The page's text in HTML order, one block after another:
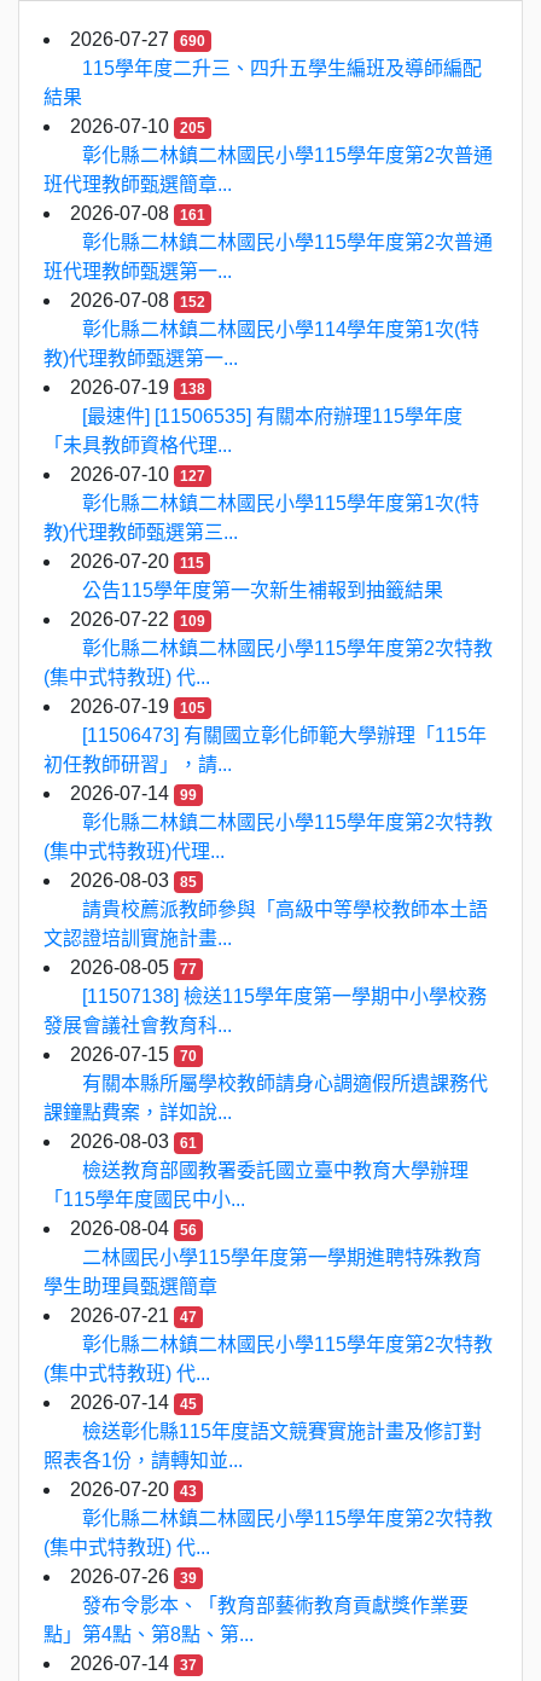
2026-07-27 690
115學年度二升三、四升五學生編班及導師編配
結果
2026-07-10
205
彰化縣二林鎮二林國民小學115學年度第2次普通
班代理教師甄選簡章...
2026-07-08
161
彰化縣二林鎮二林國民小學115學年度第2次普通
班代理教師甄選第一...
2026-07-08
152
彰化縣二林鎮二林國民小學114學年度第1次(特
教)代理教師甄選第一...
2026-07-19
138
[最速件] [11506535] 有關本府辦理115學年度
「未具教師資格代理...
2026-07-10
127
彰化縣二林鎮二林國民小學115學年度第1次(特
教)代理教師甄選第三...
2026-07-20
115
公告115學年度第一次新生補報到抽籤結果
2026-07-22
109
彰化縣二林鎮二林國民小學115學年度第2次特教
(集中式特教班) 代...
2026-07-19
105
[11506473] 有關國立彰化師範大學辦理「115年
初任教師研習」，請...
2026-07-14
99
彰化縣二林鎮二林國民小學115學年度第2次特教
(集中式特教班)代理...
2026-08-03
85
請貴校薦派教師參與「高級中等學校教師本土語
文認證培訓實施計畫...
2026-08-05
77
[11507138] 檢送115學年度第一學期中小學校務
發展會議社會教育科...
2026-07-15
70
有關本縣所屬學校教師請身心調適假所遺課務代
課鐘點費案，詳如說...
2026-08-03
61
檢送教育部國教署委託國立臺中教育大學辦理
「115學年度國民中小...
2026-08-04
56
二林國民小學115學年度第一學期進聘特殊教育
學生助理員甄選簡章
2026-07-21
47
彰化縣二林鎮二林國民小學115學年度第2次特教
(集中式特教班) 代...
2026-07-14
45
檢送彰化縣115年度語文競賽實施計畫及修訂對
照表各1份，請轉知並...
2026-07-20
43
彰化縣二林鎮二林國民小學115學年度第2次特教
(集中式特教班) 代...
2026-07-26
39
發布令影本、「教育部藝術教育貢獻獎作業要
點」第4點、第8點、第...
2026-07-14
37